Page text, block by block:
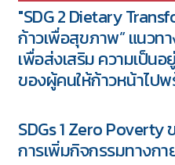
"SDG 2 Dietary
ก้าวเพื่อสุขภาพ” แนวท
เพื่อส่งเสริม ความเป็น
ของผู้คนให้ก้าวหน้าไป
SDGs 1 Zero
การเพิ่มกิจกรรมทางกา